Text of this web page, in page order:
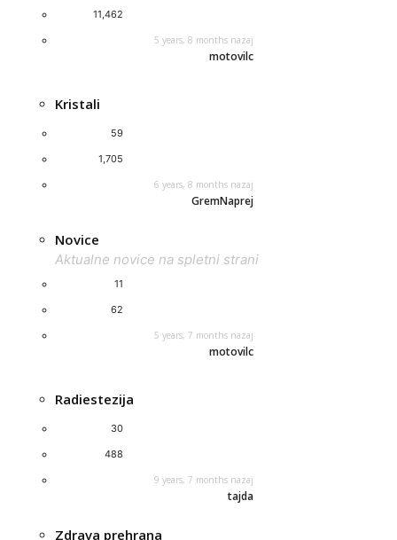
11,462
5 years, 8 months nazaj
motovilc
Kristali
59
1,705
6 years, 8 months nazaj
GremNaprej
Novice
Aktualne novice na spletni strani
11
62
5 years, 7 months nazaj
motovilc
Radiestezija
30
488
9 years, 7 months nazaj
tajda
Zdrava prehrana